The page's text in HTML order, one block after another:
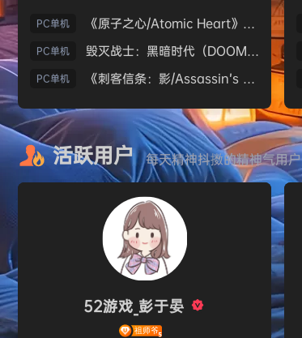
PC单机 《原子之心/Atomic Heart》免安装中文版
PC单机 毁灭战士：黑暗时代（DOOM: The Dark Ages）免安装中文版
PC单机 《刺客信条：影/Assassin’s Creed Shadows》免安装版，非虚拟机
活跃用户 每天精神抖擞的精神气用户
52游戏_彭于晏